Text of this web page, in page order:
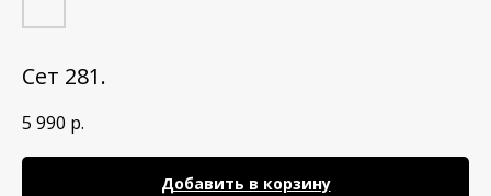
Сет 281.
5 990 р.
Добавить в корзину